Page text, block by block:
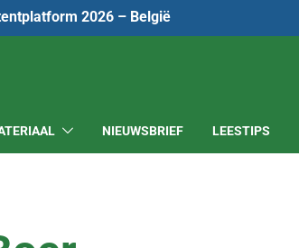
2026 – België
NIEUWSBRIEF LEESTIPS